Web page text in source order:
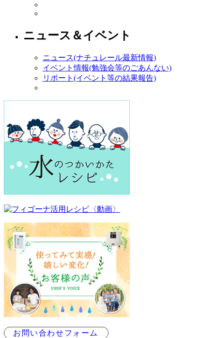
ニュース＆イベント
ニュース(ナチュレール最新情報)
イベント情報(勉強会等のごあんない)
リポート(イベント等の結果報告)
お問い合わせフォーム